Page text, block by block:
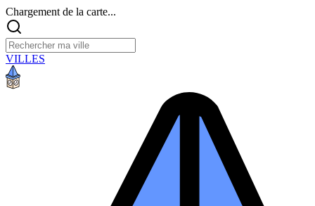
Chargement de la carte...
VILLES